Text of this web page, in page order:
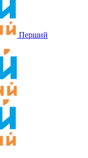
Перший